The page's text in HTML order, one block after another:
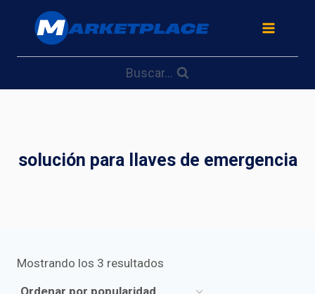
contenido
Buscar...
solución para llaves de emergencia
Mostrando los 3 resultados